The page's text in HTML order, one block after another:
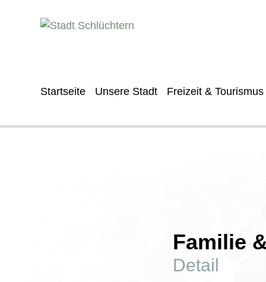
Startseite Unsere Stadt Freizeit & Tourismus
Familie
Detail